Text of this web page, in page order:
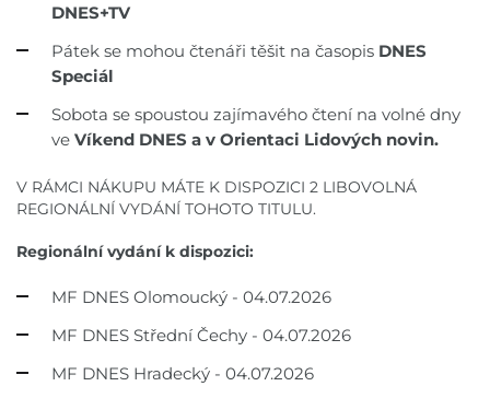
DNES+TV
Pátek se mohou čtenáři těšit na časopis DNES
Speciál
Sobota se spoustou zajímavého čtení na volné dny
ve Víkend DNES a v Orientaci Lidových novin.
V RÁMCI NÁKUPU MÁTE K DISPOZICI 2 LIBOVOLNÁ
REGIONÁLNÍ VYDÁNÍ TOHOTO TITULU.
Regionální vydání k dispozici:
MF DNES Olomoucký - 04.07.2026
MF DNES Střední Čechy - 04.07.2026
MF DNES Hradecký - 04.07.2026